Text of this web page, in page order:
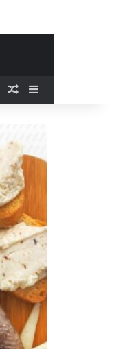
AccesoPublicación al